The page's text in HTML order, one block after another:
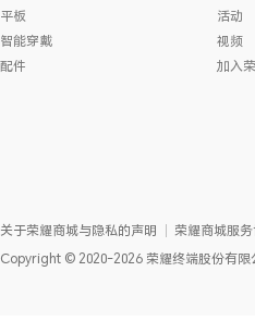
平板
智能穿戴
配件
活动
视频
加入
关于荣耀商城与隐私的声明 荣耀商城服务
Copyright © 2020-2026 荣耀终端股份有限